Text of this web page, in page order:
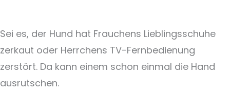
Sei es, der Hund hat Frauchens Lieblingsschuhe
zerkaut oder Herrchens TV-Fernbedienung
zerstört. Da kann einem schon einmal die Hand
ausrutschen.